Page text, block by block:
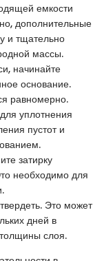
емкости
дополнительные
и тщательно
массы.
начинайте
основание.
равномерно.
уплотнения
пустот и
затирку
необходимо для
Это может
дней в
слоя.